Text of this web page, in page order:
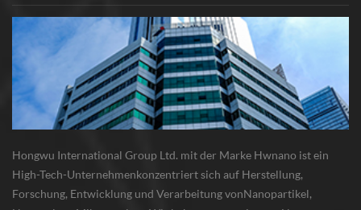
Hongwu International Group Ltd. mit der Marke Hwnano ist ein
High-Tech-Unternehmenkonzentriert sich auf Herstellung,
Forschung, Entwicklung und Verarbeitung vonNanopartikel,